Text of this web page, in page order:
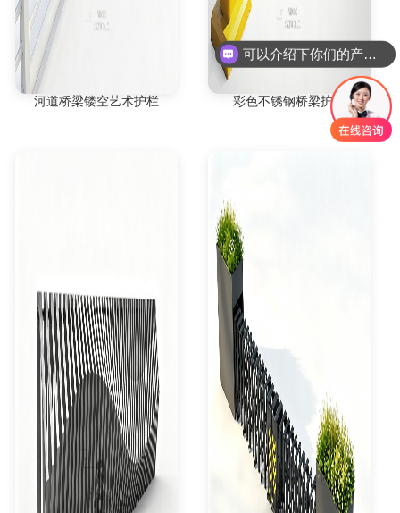
河道桥梁镂空艺术护栏 彩色不锈钢桥梁护栏
你们是否支持定制